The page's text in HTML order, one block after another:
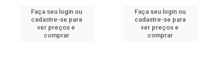
Faça seu login ou
cadastre-se para
ver preços e
comprar
Faça seu login ou
cadastre-se para
ver preços e
comprar